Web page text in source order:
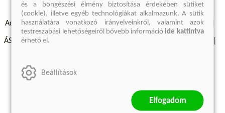
Adatvédelmi szabályzatok Elállási felmondási nyilatkozat
ÁSZF - Vásárlási feltételek
Szállítási információk
és a böngészési élmény biztosítása érdekében sütiket
(cookie), illetve egyéb technológiákat alkalmazunk. A sütik
használatára vonatkozó irányelveinkről, valamint azok
testreszabási lehetőségeiről bővebb információide kattintva
érhető el.
Beállítások
Elfogadom